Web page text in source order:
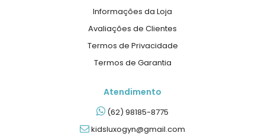
Informações da Loja
Avaliações de Clientes
Termos de Privacidade
Termos de Garantia
Atendimento
(62) 98185-8775
kidsluxogyn@gmail.com